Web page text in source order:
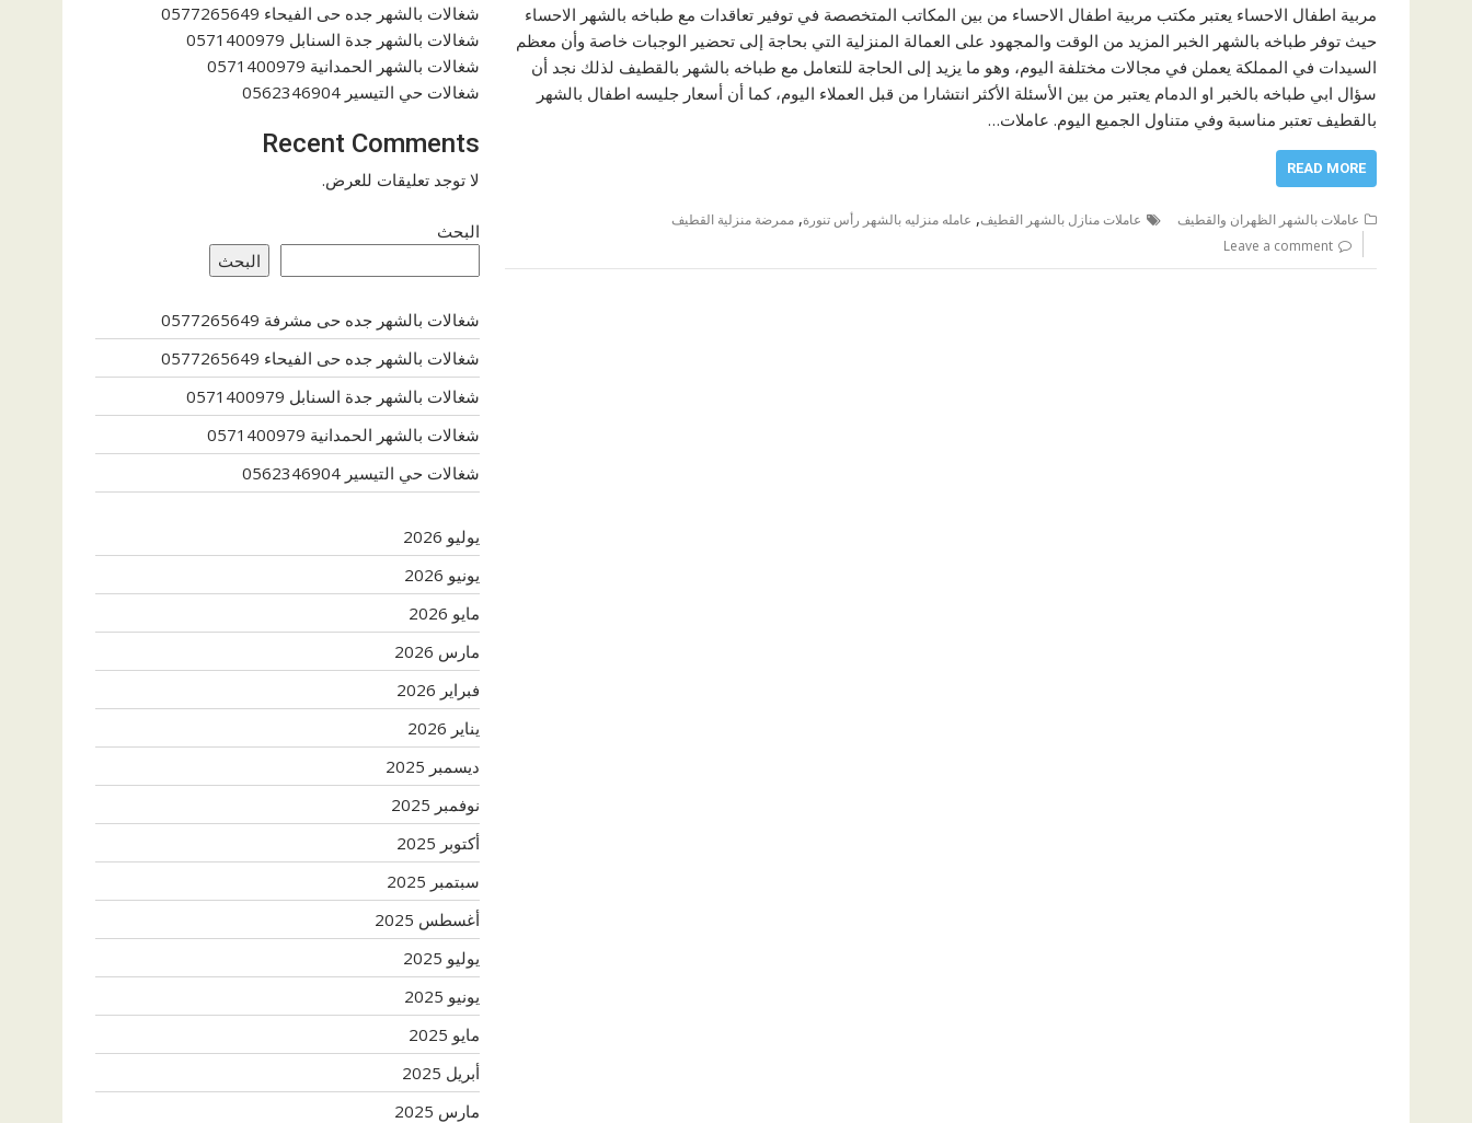
مربية اطفال الاحساء يعتبر مكتب مربية اطفال الاحساء من بين المكاتب المتخصصة في توفير تعاقدات مع طباخه بالشهر الاحساء
حيث توفر طباخه بالشهر الخبر المزيد من الوقت والمجهود على العمالة المنزلية التي بحاجة إلى تحضير الوجبات خاصة وأن معظم
السيدات في المملكة يعملن في مجالات مختلفة اليوم، وهو ما يزيد إلى الحاجة للتعامل مع طباخه بالشهر بالقطيف لذلك نجد أن
سؤال ابي طباخه بالخبر او الدمام يعتبر من بين الأسئلة الأكثر انتشارا من قبل العملاء اليوم، كما أن أسعار جليسه اطفال بالشهر
بالقطيف تعتبر مناسبة وفي متناول الجميع اليوم. عاملات…
READ MORE
عاملات بالشهر الظهران والقطيف عاملات منازل بالشهر القطيف, عامله منزليه بالشهر رأس تنورة, ممرضة منزلية القطيف
Leave a comment
شغالات بالشهر جده حى الفيحاء 0577265649
شغالات بالشهر جدة السنابل 0571400979
شغالات بالشهر الحمدانية 0571400979
شغالات حي التيسير 0562346904
Recent Comments
لا توجد تعليقات للعرض.
البحث
البحث
شغالات بالشهر جده حى مشرفة 0577265649
شغالات بالشهر جده حى الفيحاء 0577265649
شغالات بالشهر جدة السنابل 0571400979
شغالات بالشهر الحمدانية 0571400979
شغالات حي التيسير 0562346904
يوليو 2026
يونيو 2026
مايو 2026
مارس 2026
فبراير 2026
يناير 2026
ديسمبر 2025
نوفمبر 2025
أكتوبر 2025
سبتمبر 2025
أغسطس 2025
يوليو 2025
يونيو 2025
مايو 2025
أبريل 2025
مارس 2025